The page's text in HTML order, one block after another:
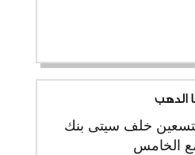
الدهب
التسعين خلف سيتى بنك
الخامس